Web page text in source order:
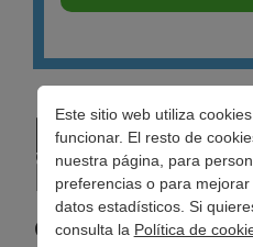
Este sitio web utiliza
funcionar. El resto de
nuestra página, para
preferencias o para
datos estadísticos. Si
consulta la Política de
intereses: